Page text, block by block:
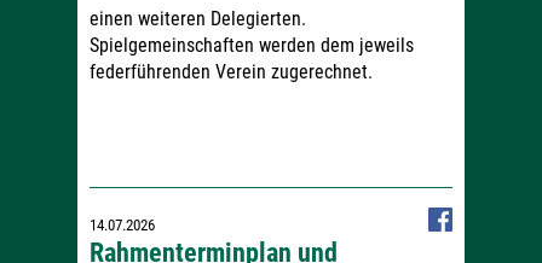
einen weiteren Delegierten.
Spielgemeinschaften werden dem jeweils
federführenden Verein zugerechnet.
14.07.2026
Rahmenterminplan und